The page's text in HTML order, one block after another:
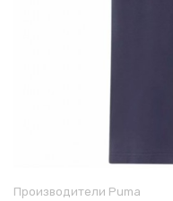
Производители Puma